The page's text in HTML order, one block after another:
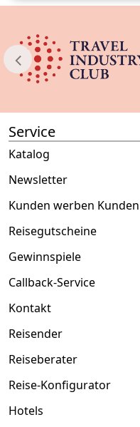
Service
Katalog
Newsletter
Kunden werben Kunden
Reisegutscheine
Gewinnspiele
Callback-Service
Kontakt
Reisender
Reiseberater
Reise-Konfigurator
Hotels